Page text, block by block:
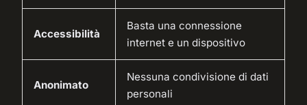
Accessibilità
Basta una connessione
internet e un dispositivo
Anonimato
Nessuna condivisione di dati
personali